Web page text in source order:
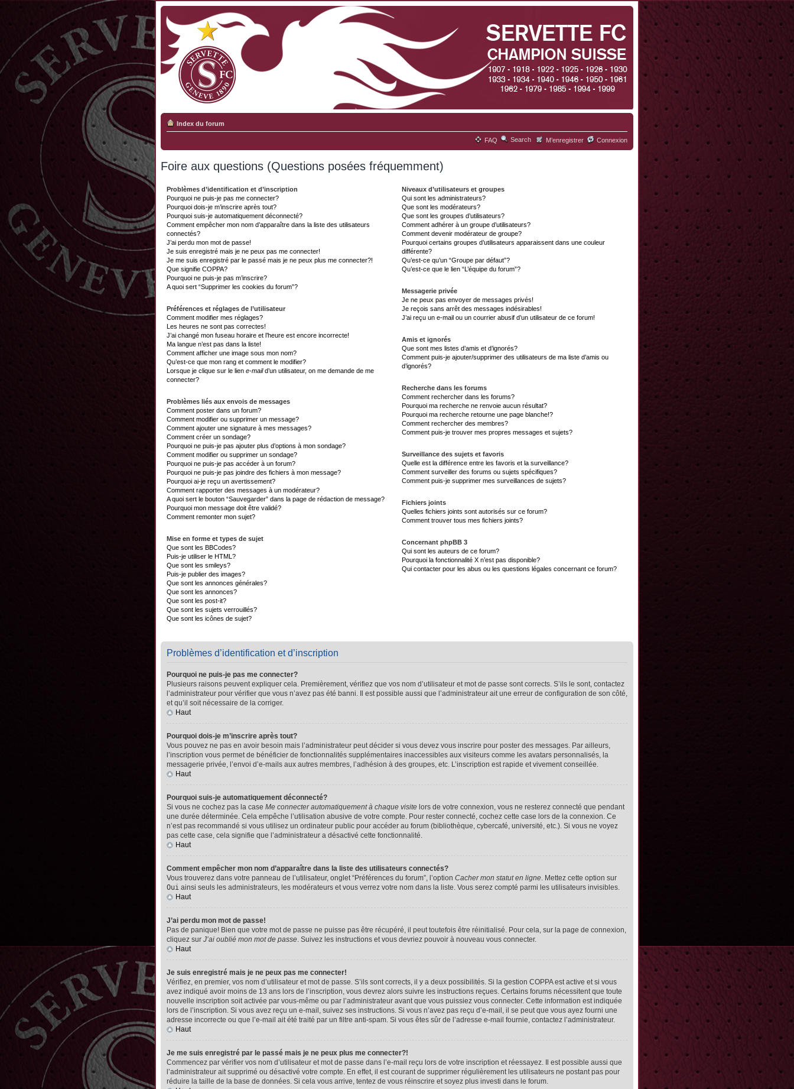
Index du forum
FAQ Search M’enregistrer Connexion
Foire aux questions (Questions posées fréquemment)
Problèmes d’identification et d’inscription
Pourquoi ne puis-je pas me connecter?
Pourquoi dois-je m’inscrire après tout?
Pourquoi suis-je automatiquement déconnecté?
Comment empêcher mon nom d’apparaître dans la liste des utilisateurs
connectés?
J’ai perdu mon mot de passe!
Je suis enregistré mais je ne peux pas me connecter!
Je me suis enregistré par le passé mais je ne peux plus me connecter?!
Que signifie COPPA?
Pourquoi ne puis-je pas m’inscrire?
A quoi sert “Supprimer les cookies du forum”?
Préférences et réglages de l’utilisateur
Comment modifier mes réglages?
Les heures ne sont pas correctes!
J’ai changé mon fuseau horaire et l’heure est encore incorrecte!
Ma langue n’est pas dans la liste!
Comment afficher une image sous mon nom?
Qu’est-ce que mon rang et comment le modifier?
Lorsque je clique sur le lien e-maild’un utilisateur, on me demande de me
connecter?
Problèmes liés aux envois de messages
Comment poster dans un forum?
Comment modifier ou supprimer un message?
Comment ajouter une signature à mes messages?
Comment créer un sondage?
Pourquoi ne puis-je pas ajouter plus d’options à mon sondage?
Comment modifier ou supprimer un sondage?
Pourquoi ne puis-je pas accéder à un forum?
Pourquoi ne puis-je pas joindre des fichiers à mon message?
Pourquoi ai-je reçu un avertissement?
Comment rapporter des messages à un modérateur?
A quoi sert le bouton “Sauvegarder” dans la page de rédaction de message?
Pourquoi mon message doit être validé?
Comment remonter mon sujet?
Mise en forme et types de sujet
Que sont les BBCodes?
Puis-je utiliser le HTML?
Que sont les smileys?
Puis-je publier des images?
Que sont les annonces générales?
Que sont les annonces?
Que sont les post-it?
Que sont les sujets verrouillés?
Que sont les icônes de sujet?
Niveaux d’utilisateurs et groupes
Qui sont les administrateurs?
Que sont les modérateurs?
Que sont les groupes d’utilisateurs?
Comment adhérer à un groupe d’utilisateurs?
Comment devenir modérateur de groupe?
Pourquoi certains groupes d’utilisateurs apparaissent dans une couleur
différente?
Qu’est-ce qu’un “Groupe par défaut”?
Qu’est-ce que le lien “L’équipe du forum”?
Messagerie privée
Je ne peux pas envoyer de messages privés!
Je reçois sans arrêt des messages indésirables!
J’ai reçu un e-mail ou un courrier abusif d’un utilisateur de ce forum!
Amis et ignorés
Que sont mes listes d’amis et d’ignorés?
Comment puis-je ajouter/supprimer des utilisateurs de ma liste d’amis ou
d’ignorés?
Recherche dans les forums
Comment rechercher dans les forums?
Pourquoi ma recherche ne renvoie aucun résultat?
Pourquoi ma recherche retourne une page blanche!?
Comment rechercher des membres?
Comment puis-je trouver mes propres messages et sujets?
Surveillance des sujets et favoris
Quelle est la différence entre les favoris et la surveillance?
Comment surveiller des forums ou sujets spécifiques?
Comment puis-je supprimer mes surveillances de sujets?
Fichiers joints
Quelles fichiers joints sont autorisés sur ce forum?
Comment trouver tous mes fichiers joints?
Concernant phpBB 3
Qui sont les auteurs de ce forum?
Pourquoi la fonctionnalité X n’est pas disponible?
Qui contacter pour les abus ou les questions légales concernant ce forum?
Problèmes d’identification et d’inscription
Pourquoi ne puis-je pas me connecter?
Plusieurs raisons peuvent expliquer cela. Premièrement, vérifiez que vos nom d’utilisateur et mot de passe sont corrects. S’ils le sont, contactez
l’administrateur pour vérifier que vous n’avez pas été banni. Il est possible aussi que l’administrateur ait une erreur de configuration de son côté,
et qu’il soit nécessaire de la corriger.
Haut
Pourquoi dois-je m’inscrire après tout?
Vous pouvez ne pas en avoir besoin mais l’administrateur peut décider si vous devez vous inscrire pour poster des messages. Par ailleurs,
l’inscription vous permet de bénéficier de fonctionnalités supplémentaires inaccessibles aux visiteurs comme les avatars personnalisés, la
messagerie privée, l’envoi d’e-mails aux autres membres, l’adhésion à des groupes, etc. L’inscription est rapide et vivement conseillée.
Haut
Pourquoi suis-je automatiquement déconnecté?
Si vous ne cochez pas la case Me connecter automatiquement à chaque visite lors de votre connexion, vous ne resterez connecté que pendant
une durée déterminée. Cela empêche l’utilisation abusive de votre compte. Pour rester connecté, cochez cette case lors de la connexion. Ce
n’est pas recommandé si vous utilisez un ordinateur public pour accéder au forum (bibliothèque, cybercafé, université, etc.). Si vous ne voyez
pas cette case, cela signifie que l’administrateur a désactivé cette fonctionnalité.
Haut
Comment empêcher mon nom d’apparaître dans la liste des utilisateurs connectés?
Vous trouverez dans votre panneau de l’utilisateur, onglet “Préférences du forum”, l’option Cacher mon statut en ligne. Mettez cette option sur
Oui ainsi seuls les administrateurs, les modérateurs et vous verrez votre nom dans la liste. Vous serez compté parmi les utilisateurs invisibles.
Haut
J’ai perdu mon mot de passe!
Pas de panique! Bien que votre mot de passe ne puisse pas être récupéré, il peut toutefois être réinitialisé. Pour cela, sur la page de connexion,
cliquez sur J’ai oublié mon mot de passe. Suivez les instructions et vous devriez pouvoir à nouveau vous connecter.
Haut
Je suis enregistré mais je ne peux pas me connecter!
Vérifiez, en premier, vos nom d’utilisateur et mot de passe. S’ils sont corrects, il y a deux possibilités. Si la gestion COPPA est active et si vous
avez indiqué avoir moins de 13 ans lors de l’inscription, vous devrez alors suivre les instructions reçues. Certains forums nécessitent que toute
nouvelle inscription soit activée par vous-même ou par l’administrateur avant que vous puissiez vous connecter. Cette information est indiquée
lors de l’inscription. Si vous avez reçu un e-mail, suivez ses instructions. Si vous n’avez pas reçu d’e-mail, il se peut que vous ayez fourni une
adresse incorrecte ou que l’e-mail ait été traité par un filtre anti-spam. Si vous êtes sûr de l’adresse e-mail fournie, contactez l’administrateur.
Haut
Je me suis enregistré par le passé mais je ne peux plus me connecter?!
Commencez par vérifier vos nom d’utilisateur et mot de passe dans l’e-mail reçu lors de votre inscription et réessayez. Il est possible aussi que
l’administrateur ait supprimé ou désactivé votre compte. En effet, il est courant de supprimer régulièrement les utilisateurs ne postant pas pour
réduire la taille de la base de données. Si cela vous arrive, tentez de vous réinscrire et soyez plus investi dans le forum.